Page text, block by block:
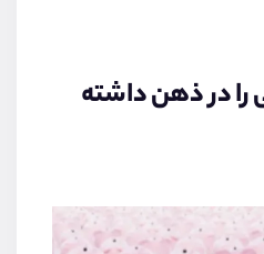
را در ذهن داشته